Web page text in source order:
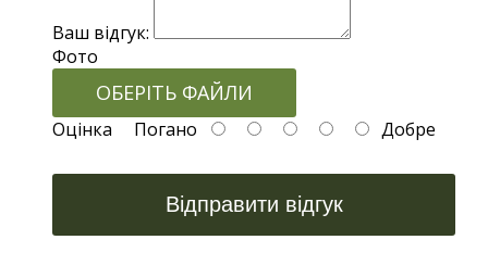
Ваш відгук:
Фото
ОБЕРІТЬ ФАЙЛИ
Оцінка Погано Добре
Відправити відгук